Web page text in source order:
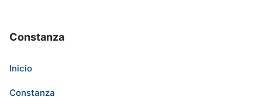
Constanza
Inicio
Constanza